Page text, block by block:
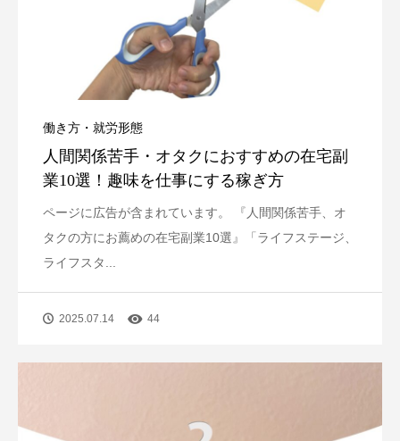
働き方・就労形態
人間関係苦手・オタクにおすすめの在宅副
業10選！趣味を仕事にする稼ぎ方
ページに広告が含まれています。 『人間関係苦手、オ
タクの方にお薦めの在宅副業10選』「ライフステージ、
ライフスタ...
2025.07.14 44